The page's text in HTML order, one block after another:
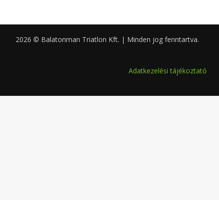
2026 © Balatonman Triatlon Kft. | Minden jog fenntartva.
Adatkezelési tájékoztató